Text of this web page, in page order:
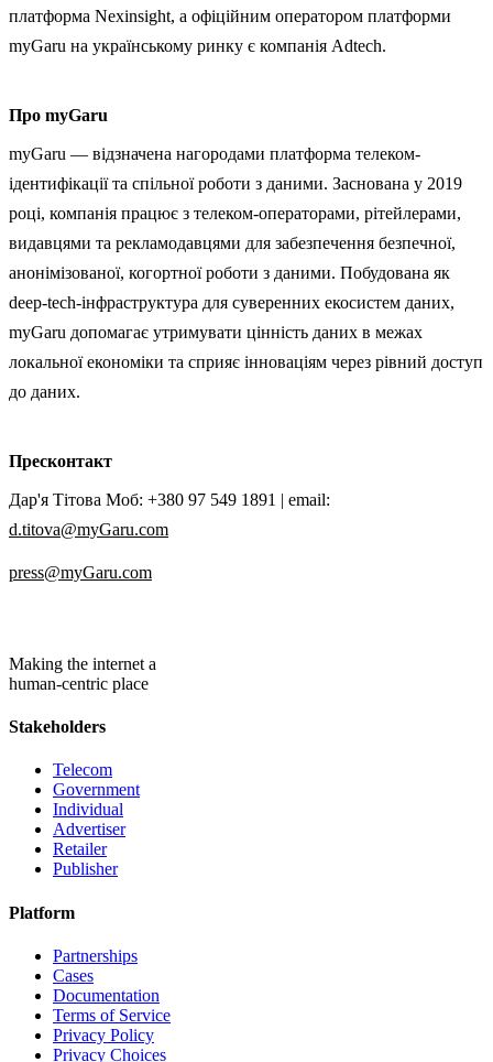
платформа Nexinsight, а офіційним оператором платформи
myGaru на українському ринку є компанія Adtech.
Про myGaru
myGaru — відзначена нагородами платформа телеком-
ідентифікації та спільної роботи з даними. Заснована у 2019
році, компанія працює з телеком-операторами, рітейлерами,
видавцями та рекламодавцями для забезпечення безпечної,
анонімізованої, когортної роботи з даними. Побудована як
deep-tech-інфраструктура для суверенних екосистем даних,
myGaru допомагає утримувати цінність даних в межах
локальної економіки та сприяє інноваціям через рівний доступ
до даних.
Пресконтакт
Дар'я Тітова Моб: +380 97 549 1891 | email:
d.titova@myGaru.com
press@myGaru.com
Making the internet a
human-centric place
Stakeholders
Telecom
Government
Individual
Advertiser
Retailer
Publisher
Platform
Partnerships
Cases
Documentation
Terms of Service
Privacy Policy
Privacy Choices